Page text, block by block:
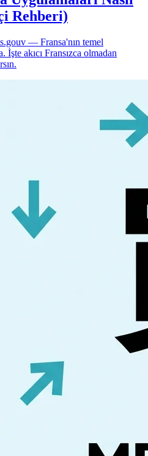
Rehberi)
— Fransa'nın temel
İşte akıcı Fransızca olmadan